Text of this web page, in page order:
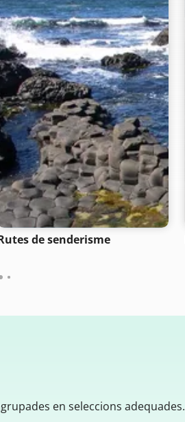
de senderisme
en seleccions adequades.